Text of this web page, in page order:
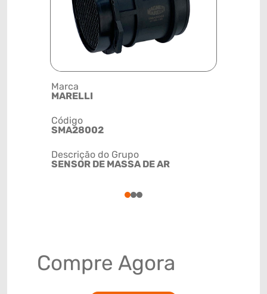
Marca
MARELLI
Código
SMA28002
Descrição do Grupo
SENSOR DE MASSA DE AR
123
Compre Agora